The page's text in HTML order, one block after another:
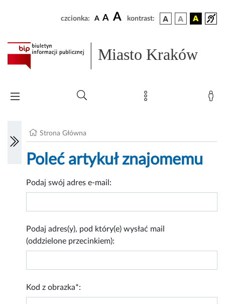
czcionka: A A A kontrast:
Miasto Kraków
Strona Główna
Poleć artykuł znajomemu
Podaj swój adres e-mail:
Podaj adres(y), pod który(e) wysłać mail
(oddzielone przecinkiem):
Kod z obrazka*: